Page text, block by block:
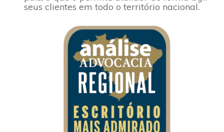
seus clientes em todo o território nacional.